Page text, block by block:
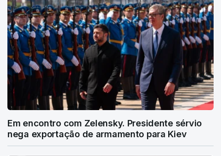
Em encontro com Zelensky. Presidente sérvio
nega exportação de armamento para Kiev